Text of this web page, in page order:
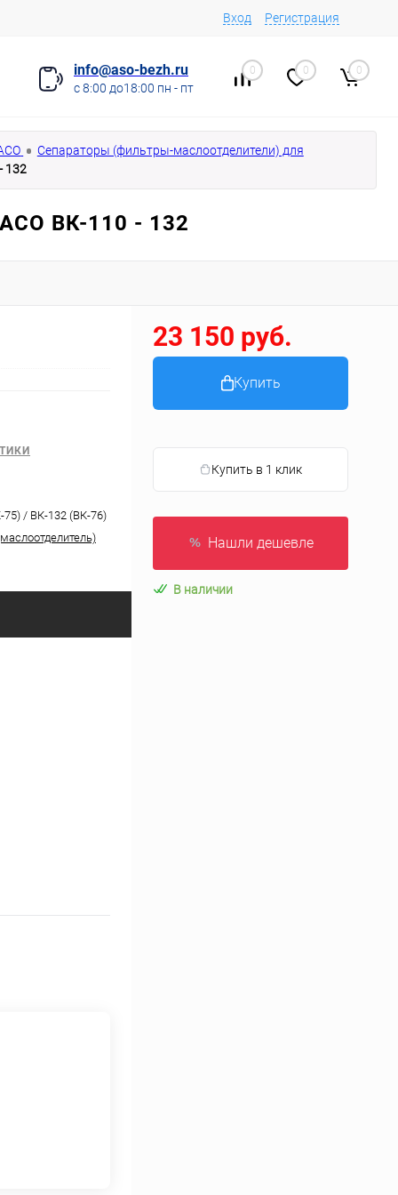
Вход Регистрация
info@aso-bezh.ru
с 8:00 до18:00 пн - пт
0 0 0
Сепараторы (фильтры-маслоотделители) для
132
ВК-110 - 132
75) / ВК-132 (ВК-76)
23 150 руб.
Купить
Купить в 1 клик
Нашли дешевле
В наличии